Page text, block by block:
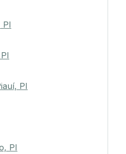
PI
PI
PI